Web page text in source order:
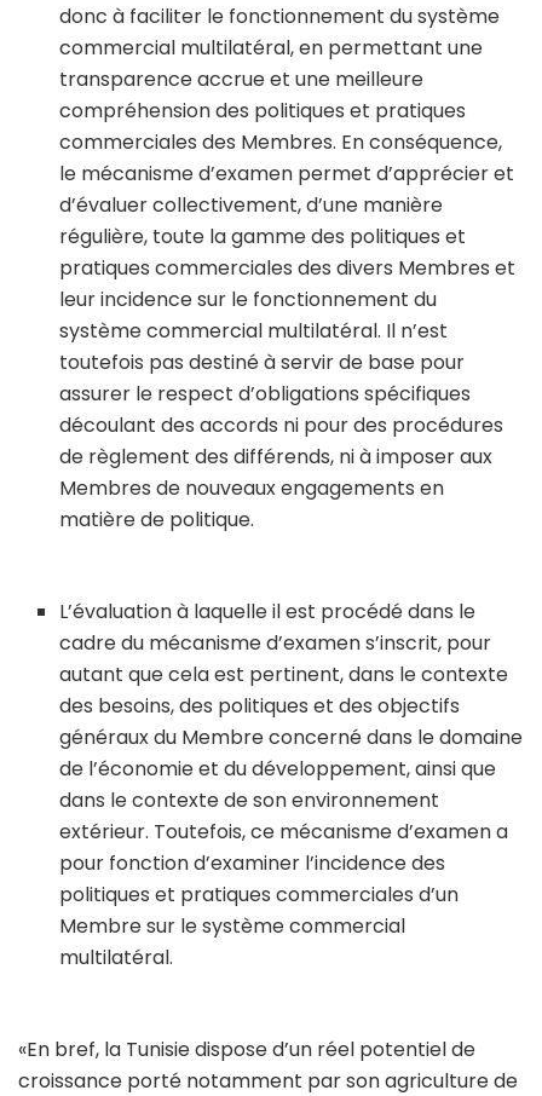
donc à faciliter le fonctionnement du système
commercial multilatéral, en permettant une
transparence accrue et une meilleure
compréhension des politiques et pratiques
commerciales des Membres. En conséquence,
le mécanisme d’examen permet d’apprécier et
d’évaluer collectivement, d’une manière
régulière, toute la gamme des politiques et
pratiques commerciales des divers Membres et
leur incidence sur le fonctionnement du
système commercial multilatéral. Il n’est
toutefois pas destiné à servir de base pour
assurer le respect d’obligations spécifiques
découlant des accords ni pour des procédures
de règlement des différends, ni à imposer aux
Membres de nouveaux engagements en
matière de politique.
L’évaluation à laquelle il est procédé dans le
cadre du mécanisme d’examen s’inscrit, pour
autant que cela est pertinent, dans le contexte
des besoins, des politiques et des objectifs
généraux du Membre concerné dans le domaine
de l’économie et du développement, ainsi que
dans le contexte de son environnement
extérieur. Toutefois, ce mécanisme d’examen a
pour fonction d’examiner l’incidence des
politiques et pratiques commerciales d’un
Membre sur le système commercial
multilatéral.
«En bref, la Tunisie dispose d’un réel potentiel de
croissance porté notamment par son agriculture de